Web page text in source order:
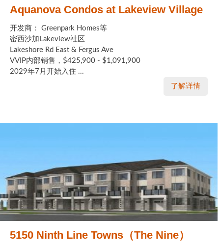
Aquanova Condos at Lakeview Village
开发商： Greenpark Homes等
密西沙加Lakeview社区
Lakeshore Rd East & Fergus Ave
VVIP内部销售，$425,900 - $1,091,900
2029年7月开始入住 ...
了解详情
5150 Ninth Line Towns（The Nine）